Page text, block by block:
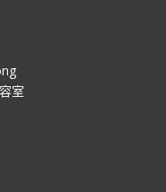
室